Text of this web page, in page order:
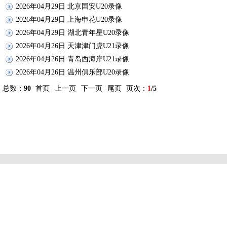
2026年04月29日 北京国安U20录像
2026年04月29日 上海申花U20录像
2026年04月29日 湖北青年星U20录像
2026年04月26日 天津津门虎U21录像
2026年04月26日 青岛西海岸U21录像
2026年04月26日 温州俱乐部U20录像
总数： 90 首页 上一页 下一页 尾页 页次： 1/5